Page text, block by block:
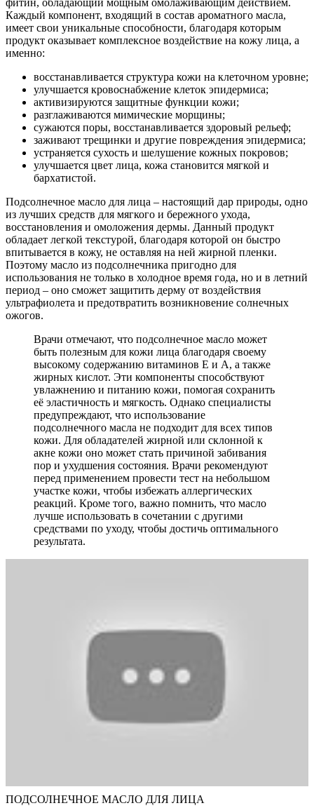
Каждый компонент, входящий в состав ароматного масла,
имеет свои уникальные способности, благодаря которым
продукт оказывает комплексное воздействие на кожу лица, а
именно:
восстанавливается структура кожи на клеточном уровне;
улучшается кровоснабжение клеток эпидермиса;
активизируются защитные функции кожи;
разглаживаются мимические морщины;
сужаются поры, восстанавливается здоровый рельеф;
заживают трещинки и другие повреждения эпидермиса;
устраняется сухость и шелушение кожных покровов;
улучшается цвет лица, кожа становится мягкой и
бархатистой.
Подсолнечное масло для лица – настоящий дар природы, одно
из лучших средств для мягкого и бережного ухода,
восстановления и омоложения дермы. Данный продукт
обладает легкой текстурой, благодаря которой он быстро
впитывается в кожу, не оставляя на ней жирной пленки.
Поэтому масло из подсолнечника пригодно для
использования не только в холодное время года, но и в летний
период – оно сможет защитить дерму от воздействия
ультрафиолета и предотвратить возникновение солнечных
ожогов.
Врачи отмечают, что подсолнечное масло может
быть полезным для кожи лица благодаря своему
высокому содержанию витаминов E и A, а также
жирных кислот. Эти компоненты способствуют
увлажнению и питанию кожи, помогая сохранить
её эластичность и мягкость. Однако специалисты
предупреждают, что использование
подсолнечного масла не подходит для всех типов
кожи. Для обладателей жирной или склонной к
акне кожи оно может стать причиной забивания
пор и ухудшения состояния. Врачи рекомендуют
перед применением провести тест на небольшом
участке кожи, чтобы избежать аллергических
реакций. Кроме того, важно помнить, что масло
лучше использовать в сочетании с другими
средствами по уходу, чтобы достичь оптимального
результата.
ПОДСОЛНЕЧНОЕ МАСЛО ДЛЯ ЛИЦА